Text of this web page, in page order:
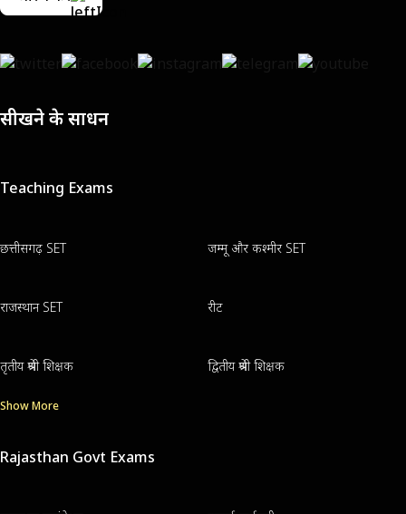
सीखने के साधन
Teaching Exams
छत्तीसगढ़ SET जम्मू और कश्मीर SET
राजस्थान SET रीट
तृतीय श्रेणी शिक्षक द्वितीय श्रेणी शिक्षक
Show More
Rajasthan Govt Exams